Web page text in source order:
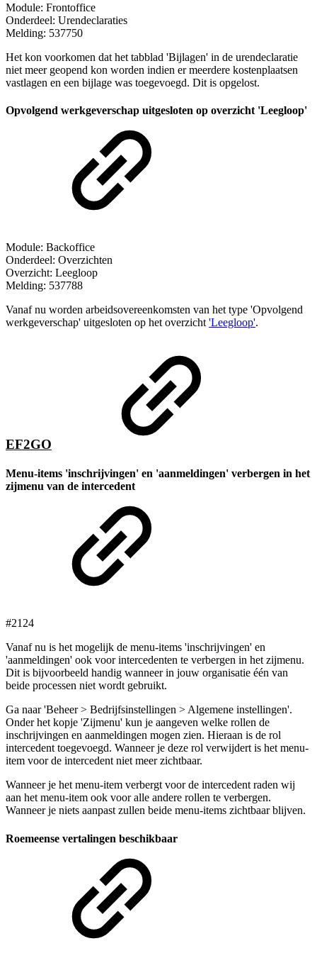
Module: Frontoffice
Onderdeel: Urendeclaraties
Melding: 537750
Het kon voorkomen dat het tabblad 'Bijlagen' in de urendeclaratie
niet meer geopend kon worden indien er meerdere kostenplaatsen
vastlagen en een bijlage was toegevoegd. Dit is opgelost.
Opvolgend werkgeverschap uitgesloten op overzicht 'Leegloop'
Module: Backoffice
Onderdeel: Overzichten
Overzicht: Leegloop
Melding: 537788
Vanaf nu worden arbeidsovereenkomsten van het type 'Opvolgend
werkgeverschap' uitgesloten op het overzicht 'Leegloop'.
EF2GO
Menu-items 'inschrijvingen' en 'aanmeldingen' verbergen in het
zijmenu van de intercedent
#2124
Vanaf nu is het mogelijk de menu-items 'inschrijvingen' en
'aanmeldingen' ook voor intercedenten te verbergen in het zijmenu.
Dit is bijvoorbeeld handig wanneer in jouw organisatie één van
beide processen niet wordt gebruikt.
Ga naar 'Beheer > Bedrijfsinstellingen > Algemene instellingen'.
Onder het kopje 'Zijmenu' kun je aangeven welke rollen de
inschrijvingen en aanmeldingen mogen zien. Hieraan is de rol
intercedent toegevoegd. Wanneer je deze rol verwijdert is het menu-
item voor de intercedent niet meer zichtbaar.
Wanneer je het menu-item verbergt voor de intercedent raden wij
aan het menu-item ook voor alle andere rollen te verbergen.
Wanneer je niets aanpast zullen beide menu-items zichtbaar blijven.
Roemeense vertalingen beschikbaar